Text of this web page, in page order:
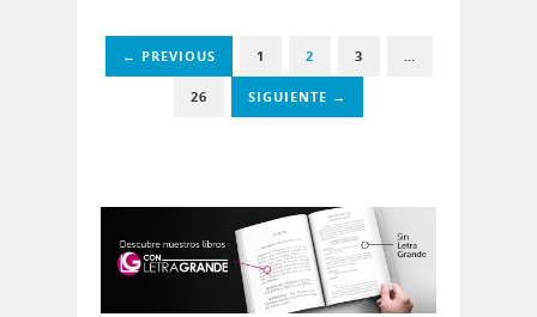
← PREVIOUS 1 2 3 …
26 SIGUIENTE →